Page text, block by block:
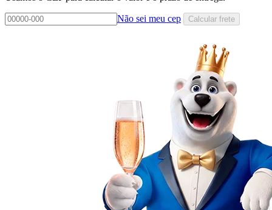
Não sei meu cep Calcular frete